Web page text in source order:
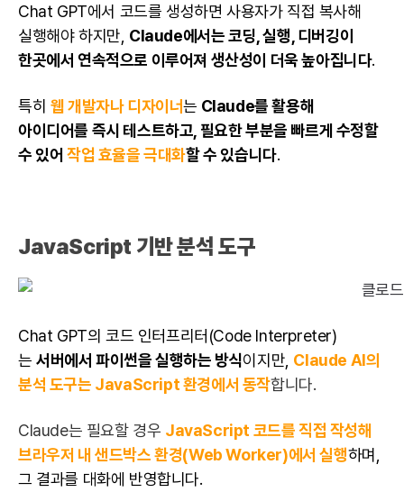
Chat GPT에서 코드를 생성하면 사용자가 직접 복사해
실행해야 하지만, Claude에서는 코딩, 실행, 디버깅이
한곳에서 연속적으로 이루어져 생산성이 더욱 높아집니다.
특히 웹 개발자나 디자이너는 Claude를 활용해
아이디어를 즉시 테스트하고, 필요한 부분을 빠르게 수정할
수 있어 작업 효율을 극대화할 수 있습니다.
JavaScript 기반 분석 도구
Chat GPT의 코드 인터프리터(Code Interpreter)
는서버에서 파이썬을 실행하는 방식이지만, Claude AI의
분석 도구는 JavaScript 환경에서 동작합니다.
Claude는 필요할 경우 JavaScript 코드를 직접 작성해
브라우저 내 샌드박스 환경(Web Worker)에서 실행하며,
그 결과를 대화에 반영합니다.